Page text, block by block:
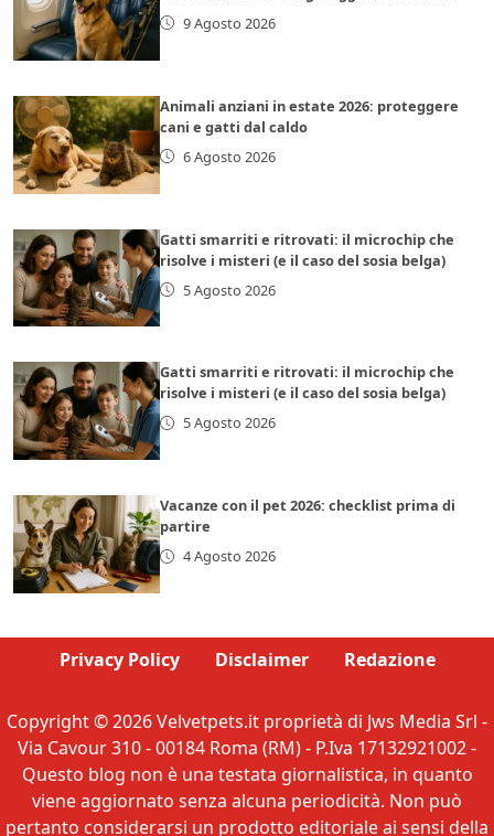
9 Agosto 2026
Animali anziani in estate 2026: proteggere
cani e gatti dal caldo
6 Agosto 2026
Gatti smarriti e ritrovati: il microchip che
risolve i misteri (e il caso del sosia belga)
5 Agosto 2026
Gatti smarriti e ritrovati: il microchip che
risolve i misteri (e il caso del sosia belga)
5 Agosto 2026
Vacanze con il pet 2026: checklist prima di
partire
4 Agosto 2026
Privacy Policy Disclaimer Redazione
Copyright © 2026 Velvetpets.it proprietà di Jws Media Srl -
Via Cavour 310 - 00184 Roma (RM) - P.Iva 17132921002 -
Questo blog non è una testata giornalistica, in quanto
viene aggiornato senza alcuna periodicità. Non può
pertanto considerarsi un prodotto editoriale ai sensi della